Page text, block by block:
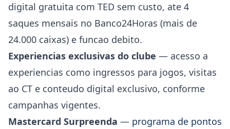
digital gratuita com TED sem custo, ate 4
saques mensais no Banco24Horas (mais de
24.000 caixas) e funcao debito.
Experiencias exclusivas do clube — acesso a
experiencias como ingressos para jogos, visitas
ao CT e conteudo digital exclusivo, conforme
campanhas vigentes.
Mastercard Surpreenda — programa de pontos